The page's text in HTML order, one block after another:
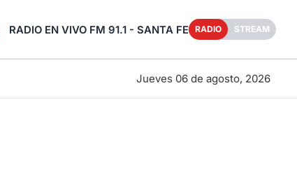
RADIO EN VIVO FM 91.1 - SANTA FE RADIO STREAM
Jueves 06 de agosto, 2026